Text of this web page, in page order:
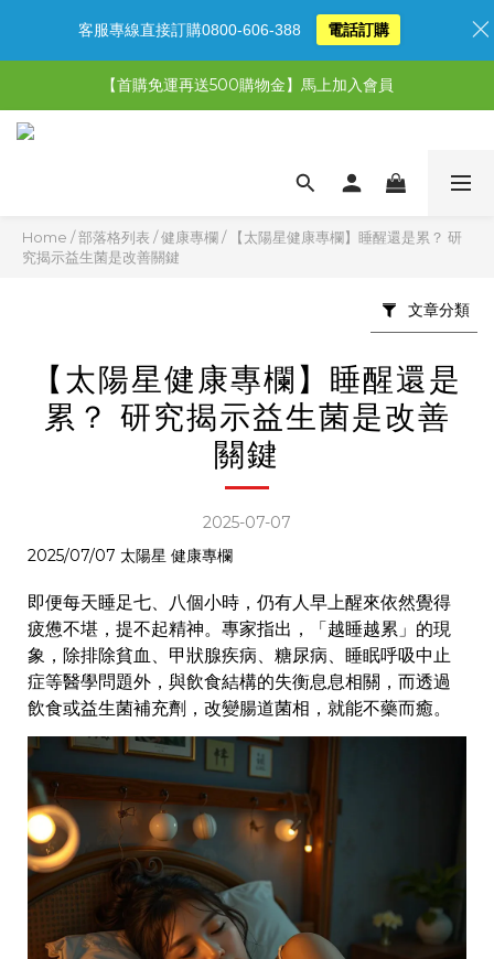
【限時特惠】全館滿1,000送500購物金！
【限時特惠】超值5選3，最高現省1,770元
【首購免運再送500購物金】馬上加入會員
Home /部落格列表 /健康專欄/
【太陽星健康專欄】睡醒還是累？ 研
究揭示益生菌是改善關鍵
文章分類
【太陽星健康專欄】睡醒還是
累？ 研究揭示益生菌是改善
關鍵
2025-07-07
2025/07/07 太陽星 健康專欄
即便每天睡足七、八個小時，仍有人早上醒來依然覺得
疲憊不堪，提不起精神。專家指出，「越睡越累」的現
象，除排除貧血、甲狀腺疾病、糖尿病、睡眠呼吸中止
症等醫學問題外，與飲食結構的失衡息息相關，而透過
飲食或益生菌補充劑，改變腸道菌相，就能不藥而癒。
客服專線直接訂購0800-606-388 電話訂購